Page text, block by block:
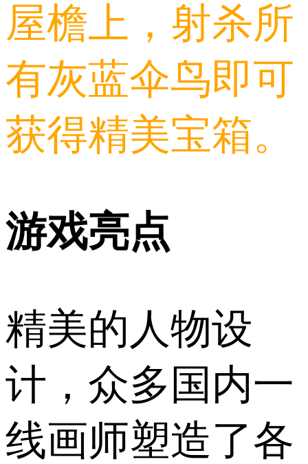
屋檐上，射杀所
有灰蓝伞鸟即可
获得精美宝箱。
游戏亮点
精美的人物设
计，众多国内一
线画师塑造了各